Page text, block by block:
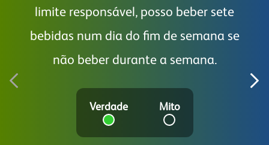
limite responsável, posso beber sete
bebidas num dia do fim de semana se
não beber durante a semana.
Verdade Mito